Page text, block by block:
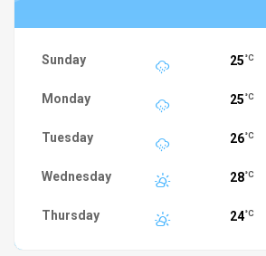
Sunday 25 °C
Monday 25 °C
Tuesday 26°C
Wednesday 28°C
Thursday 24°C